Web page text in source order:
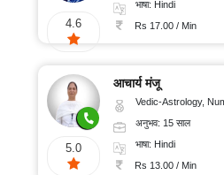
4.6
भाषा: Hindi
Rs 17.00 / Min
5.0
आचार्य मंजू
Vedic-Astrology, Numerology, Vasthu, Nadi-
अनुभव: 15 साल
भाषा: Hindi
Rs 13.00 / Min